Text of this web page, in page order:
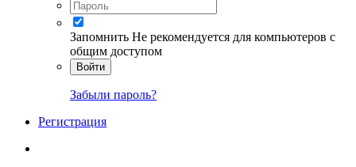
Запомнить Не рекомендуется для компьютеров с
общим доступом
Войти
Забыли пароль?
Регистрация